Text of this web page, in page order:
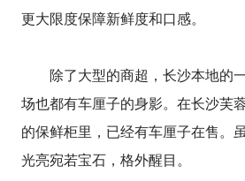
更大限度保障新鲜度和口感。
除了大型的商超，长沙本地的
场也都有车厘子的身影。在长沙芙
的保鲜柜里，已经有车厘子在售。
光亮宛若宝石，格外醒目。